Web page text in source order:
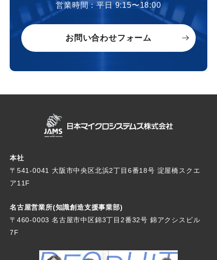
営業時間：平日 9:15〜18:00
お問い合わせフォーム
本社
〒541-0041 大阪市中央区北浜2丁目6番18号 淀屋橋スクエ
ア11F
名古屋営業所(知識創造支援事業部)
〒460-0003 名古屋市中区錦3丁目2番32号 錦アクシスビル
7F